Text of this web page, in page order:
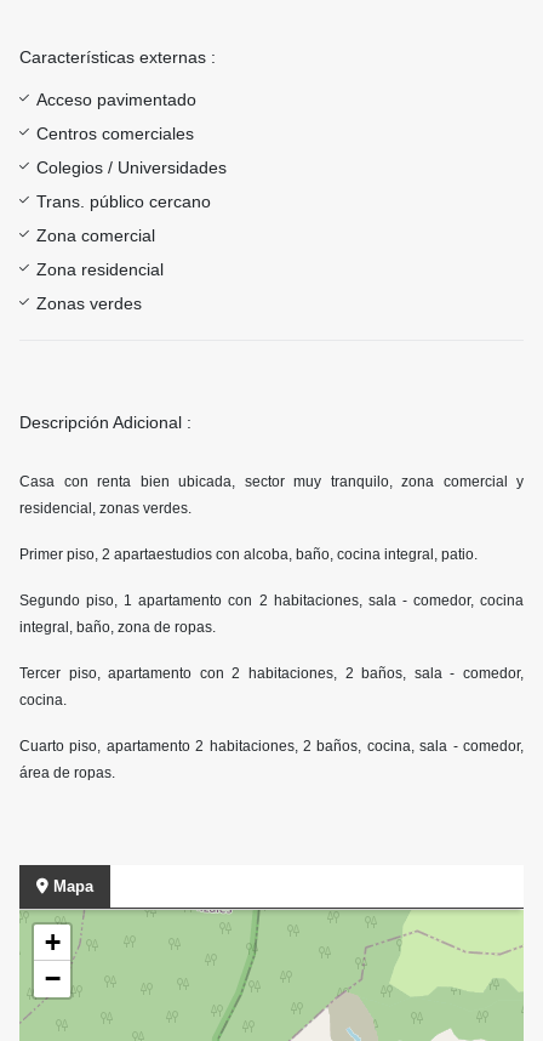
Características externas :
Acceso pavimentado
Centros comerciales
Colegios / Universidades
Trans. público cercano
Zona comercial
Zona residencial
Zonas verdes
Descripción Adicional :
Casa con renta bien ubicada, sector muy tranquilo, zona comercial y
residencial, zonas verdes.
Primer piso, 2 apartaestudios con alcoba, baño, cocina integral, patio.
Segundo piso, 1 apartamento con 2 habitaciones, sala - comedor, cocina
integral, baño, zona de ropas.
Tercer piso, apartamento con 2 habitaciones, 2 baños, sala - comedor,
cocina.
Cuarto piso, apartamento 2 habitaciones, 2 baños, cocina, sala - comedor,
área de ropas.
Mapa
+
−